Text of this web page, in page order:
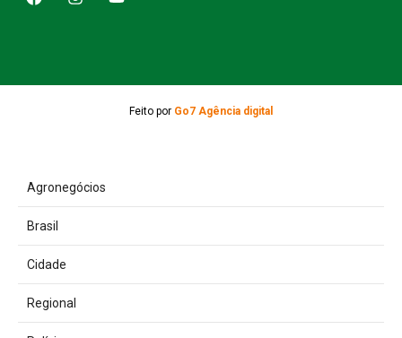
Feito por Go7 Agência digital
Agronegócios
Brasil
Cidade
Regional